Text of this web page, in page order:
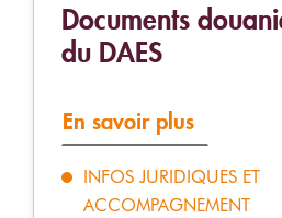
Documents
du DAES
En savoir plus
INFOS JURIDIQUES ET
ACCOMPAGNEMENT